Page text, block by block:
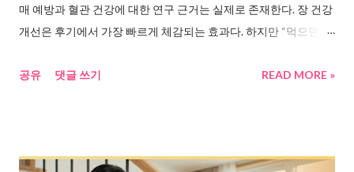
통을 유발한다. 원인별 해결법 여러 논문과 연구자료를 조합해보
니, 각 원인에 대한 해결 방향이 보였다. 근...
매 예방과 혈관 건강에 대한 연구 근거는 실제로 존재한다. 장 건강
개선은 후기에서 가장 빠르게 체감되는 효과다. 하지만 “먹으면 살
에서는 오히려 1kg이 증가한 사례도 있었다. 이 글을 통해 올리브
혈당, 내장지방. 숫자 하나하나가 마음에 걸리기 시작하는 나이. 그
공유 댓글 쓰기 READ MORE »